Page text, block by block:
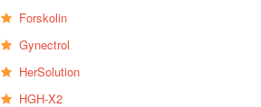
Forskolin
Gynectrol
HerSolution
HGH-X2